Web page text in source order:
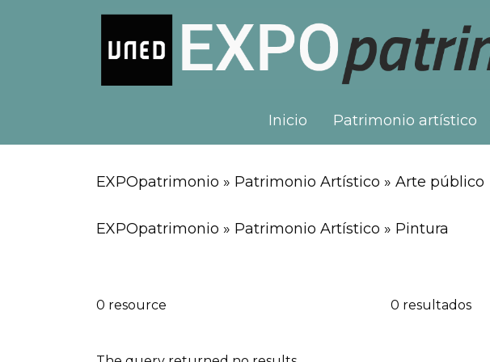
Inicio Patrimonio artístico
EXPOpatrimonio » Patrimonio Artístico » Arte público
EXPOpatrimonio » Patrimonio Artístico » Pintura
0 resource 0 resultados